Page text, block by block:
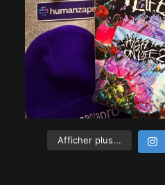
Afficher plus...